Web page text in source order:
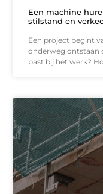
Een machine
stilstand en
Een project begint
onderweg ontstaan
past bij het werk?